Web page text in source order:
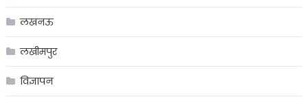
लखनऊ
लखीमपुर
विज्ञापन